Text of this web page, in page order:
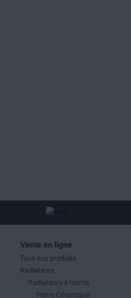
Vente en ligne
Tous nos produits
Radiateurs
Radiateurs à Inertie
Pierre Céramique